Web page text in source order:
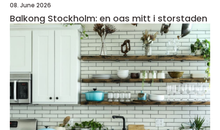
08. June 2026
Balkong Stockholm: en oas mitt i storstaden